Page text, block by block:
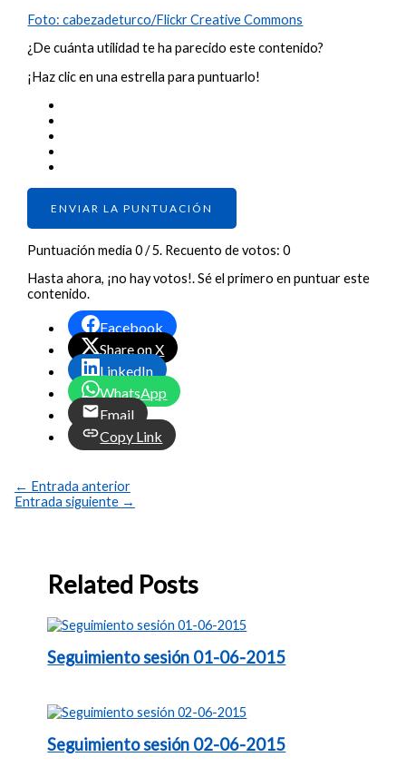
Foto: cabezadeturco/Flickr Creative Commons
¿De cuánta utilidad te ha parecido este contenido?
¡Haz clic en una estrella para puntuarlo!
ENVIAR LA PUNTUACIÓN
Puntuación media0/ 5. Recuento de votos:0
Hasta ahora, ¡no hay votos!. Sé el primero en puntuar este
contenido.
Facebook
Share on X
LinkedIn
WhatsApp
Email
Copy Link
← Entrada anterior
Entrada siguiente →
Related Posts
Seguimiento sesión 01-06-2015
Seguimiento sesión 02-06-2015